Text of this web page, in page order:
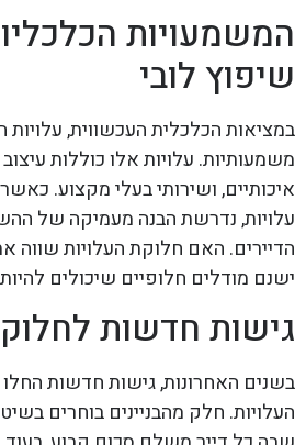
המשמעויות
שיפוץ לובי
במציאות הכלכלית העכשווית, עלויות
משמעותיות. עלויות אלו כוללות
איכותיים, ושירותי בעלי מקצוע.
עלויות, נדרשת הבנה מעמיקה של
הדיירים. האם חלוקת העלויות
ישנם מודלים חלופיים שיכולים
גישות חדשות
בשנים האחרונות, גישות חדשות
העלויות. חלק מהבניינים בוחרים